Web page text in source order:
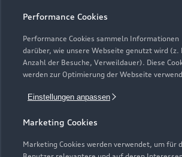
Performance Cookies
Performance Cookies sammeln Informationen
darüber, wie unsere Webseite genutzt wird (z.
Anzahl der Besuche, Verweildauer). Diese
werden zur Optimierung der Webseite
Einstellungen anpassen
Marketing Cookies
Marketing Cookies werden verwendet, um für
Elektromodelle
Plug-in-Hybride
Neuwagensuche
Gebrauchtwagensuche
Service & Zubehör
Saisonale Angebote
Audi Services
Garantie
Audi digital services
Support
Über Audi
Unternehmen